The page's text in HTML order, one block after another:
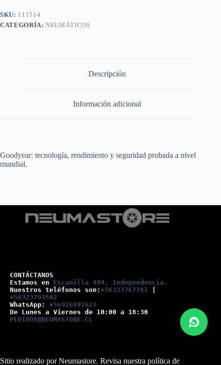
SKU: 111514
CATEGORÍA:NEUMÁTICOS
Descripción
Información adicional
Goodyear: tecnología, rendimiento y seguridad probada a nivel
mundial.
CONTÁCTANOS
Estamos en Escanilla 499, Independencia.
Nuestros teléfonos son: +56323767781
+56323793502
WhatsApp: +56926891622
De Lunes a Viernes de 10:00 a 18:30
PEDIDOS@NEUMASTORE.CL
Sitio realizado por Neumastore. Revisa nuestra política de